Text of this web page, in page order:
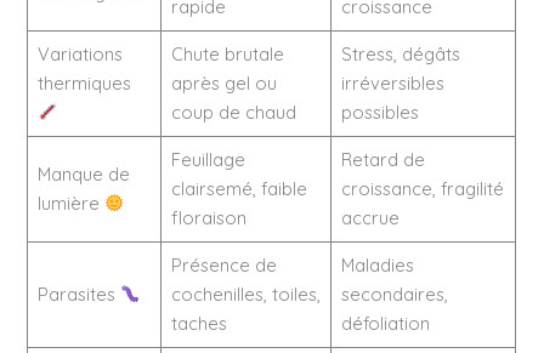
rapide
croissance
Variations
thermiques
Chute brutale
après gel ou
coup de chaud
Stress, dégâts
irréversibles
possibles
Manque de
lumière
Feuillage
clairsemé, faible
floraison
Retard de
croissance, fragilité
accrue
Parasites
Présence de
cochenilles, toiles,
taches
Maladies
secondaires,
défoliation